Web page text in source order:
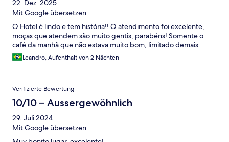
22. Dez. 2025
Mit Google übersetzen
O Hotel é lindo e tem história!! O atendimento foi excelente,
moças que atendem são muito gentis, parabéns! Somente o
café da manhã que não estava muito bom, limitado demais.
Leandro, Aufenthalt von 2 Nächten
Verifizierte Bewertung
10/10 – Aussergewöhnlich
29. Juli 2024
Mit Google übersetzen